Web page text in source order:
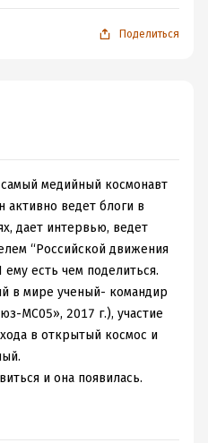
про космос, но
откровений, наверное, в
личная история Сергея
совершил
- после окончания
учёных, космонавтов-
американцами на долгие
очень сильно и без
бы потеряла.
не попадёт - уж больно
взгляд, это очень хорошо,
формата пишут наши
популяризатор и у
Поделиться
медийный космонавт
активно ведет блоги в
дает интервью, ведет
“Российской движения
есть чем поделиться.
в мире ученый- командир
МС05», 2017 г.), участие
в открытый космос и
и она появилась.